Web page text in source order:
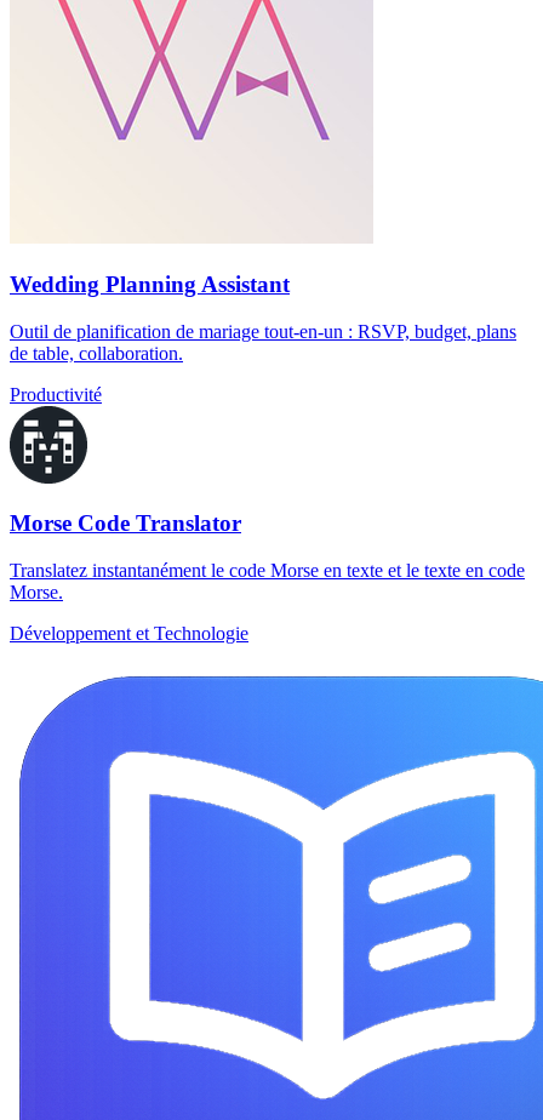
Wedding Planning Assistant
Outil de planification de mariage tout-en-un : RSVP, budget, plans
de table, collaboration.
Productivité
Morse Code Translator
Translatez instantanément le code Morse en texte et le texte en code
Morse.
Développement et Technologie